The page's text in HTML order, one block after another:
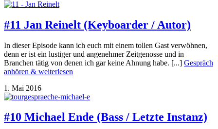
#11 Jan Reinelt (Keyboarder / Autor)
In dieser Episode kann ich euch mit einem tollen Gast verwöhnen,
denn er ist ein lustiger und angenehmer Zeitgenosse und in
Branchen tätig von denen ich gar keine Ahnung habe. [...] Gespräch
anhören & weiterlesen
1. Mai 2016
#10 Michael Ende (Bass / Letzte Instanz)